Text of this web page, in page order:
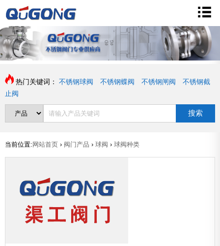
热门关键词： 不锈钢球阀 不锈钢蝶阀 不锈钢闸阀
不锈钢截
止阀
搜索
当前位置: 网站首页 › 阀门产品 › 球阀 › 球阀种类